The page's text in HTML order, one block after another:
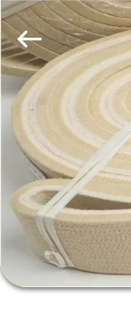
বাড়ি
পণ্য
আমাদের
সম্পর্কে
কারখানা
2026
HUATAO
LOVER
LTD.
All
Rights
Reserved.